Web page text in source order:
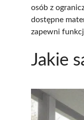
osób z
dostępne
zapewni
Jakie